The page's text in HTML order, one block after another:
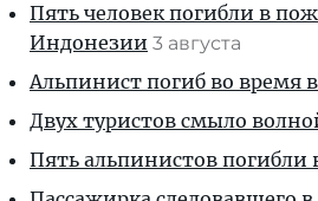
Пять человек погибли в
Индонезии 3 августа
Альпинист погиб во время
Двух туристов смыло
Пять альпинистов погибли